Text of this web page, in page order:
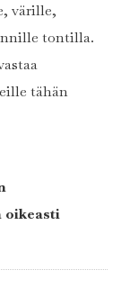
värille,
tontilla.
tähän
oikeasti